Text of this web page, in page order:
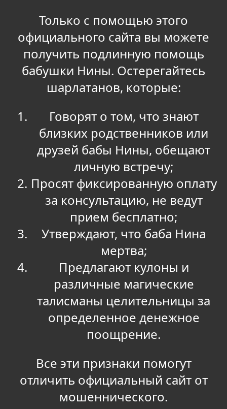
Только с помощью этого
официального сайта вы можете
получить подлинную помощь
бабушки Нины. Остерегайтесь
шарлатанов, которые:
Говорят о том, что знают
близких родственников или
друзей бабы Нины, обещают
личную встречу;
Просят фиксированную оплату
за консультацию, не ведут
прием бесплатно;
Утверждают, что баба Нина
мертва;
Предлагают кулоны и
различные магические
талисманы целительницы за
определенное денежное
поощрение.
Все эти признаки помогут
отличить официальный сайт от
мошеннического.